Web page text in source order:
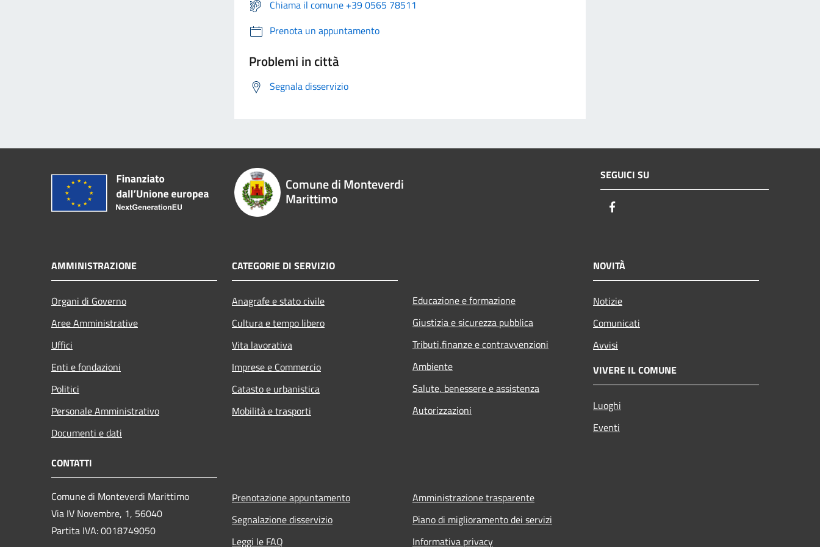
Chiama il comune +39 0565 78511
Prenota un appuntamento
Problemi in città
Segnala disservizio
Comune di Monteverdi
Marittimo
SEGUICI SU
AMMINISTRAZIONE
Organi di Governo
Aree Amministrative
Uffici
Enti e fondazioni
Politici
Personale Amministrativo
Documenti e dati
CATEGORIE DI SERVIZIO
Anagrafe e stato civile
Cultura e tempo libero
Vita lavorativa
Imprese e Commercio
Catasto e urbanistica
Mobilità e trasporti
Educazione e formazione
Giustizia e sicurezza pubblica
Tributi,finanze e contravvenzioni
Ambiente
Salute, benessere e assistenza
Autorizzazioni
NOVITÀ
Notizie
Comunicati
Avvisi
VIVERE IL COMUNE
Luoghi
Eventi
CONTATTI
Comune di Monteverdi Marittimo
Via IV Novembre, 1, 56040
Partita IVA: 0018749050
Prenotazione appuntamento
Segnalazione disservizio
Leggi le FAQ
Amministrazione trasparente
Piano di miglioramento dei servizi
Informativa privacy